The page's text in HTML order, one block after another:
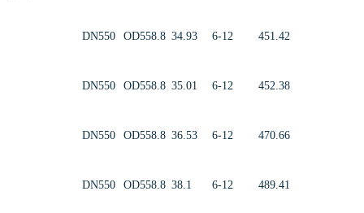
DN550 OD558.8 34.93 6-12 451.42
DN550 OD558.8 35.01 6-12 452.38
DN550 OD558.8 36.53 6-12 470.66
DN550 OD558.8 38.1 6-12 489.41